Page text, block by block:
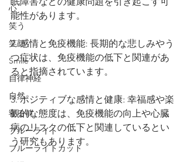
心
笑う
笑顔
Smile
自律神経
自然
寝る前
ブルーライト
ブルーライトカット
能性があります。
2. 感情と免疫機能: 長期的な悲しみやう
つ症状は、免疫機能の低下と関連があ
ると指摘されています。
3. ポジティブな感情と健康: 幸福感や楽
観的な態度は、免疫機能の向上や心臓
病のリスクの低下と関連しているとい
う研究もあります。